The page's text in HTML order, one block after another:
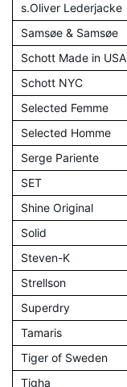
s.Oliver Lederjacke
Samsøe & Samsøe
Schott Made in USA
Schott NYC
Selected Femme
Selected Homme
Serge Pariente
SET
Shine Original
Solid
Steven-K
Strellson
Superdry
Tamaris
Tiger of Sweden
Tigha